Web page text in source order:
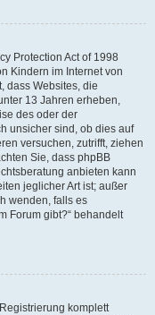
Protection Act of 1998
Kindern im Internet von
dass Websites, die
13 Jahren erheben,
des oder der
unsicher sind, ob dies auf
versuchen, zutrifft, ziehen
Sie, dass phpBB
anbieten kann
jeglicher Art ist; außer
wenden, falls es
Forum gibt?“ behandelt
komplett